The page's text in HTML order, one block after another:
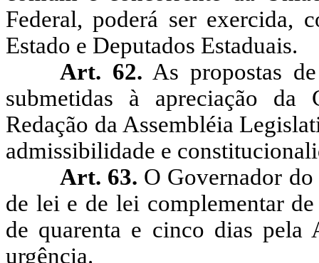
Federal, poderá ser exercida,
Estado e Deputados Estaduais.
Art. 62. As propostas
submetidas à apreciação da
Redação da Assembléia
admissibilidade e
Art. 63. O Governador
de lei e de lei complementar
de quarenta e cinco dias pela
urgência.